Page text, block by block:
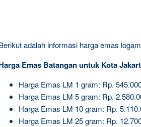
adalah informasi harga emas
Emas Batangan untuk Kota
Harga Emas LM 1 gram: Rp.
Harga Emas LM 5 gram: Rp.
Harga Emas LM 10 gram: Rp.
Harga Emas LM 25 gram: Rp.